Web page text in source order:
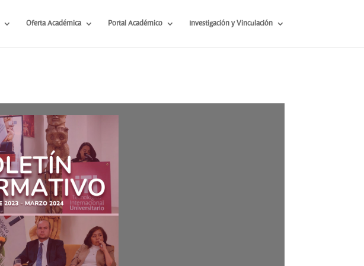
Oferta Académica Portal Académico Investigación y Vinculación